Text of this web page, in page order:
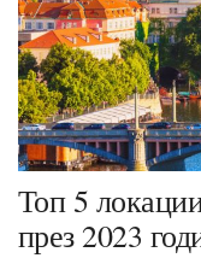
Топ 5
през 2023